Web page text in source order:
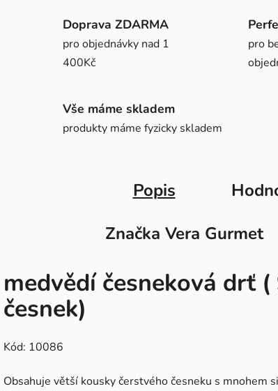
Doprava ZDARMA
pro objednávky nad 1
400Kč
pro
Vše máme skladem
produkty máme fyzicky skladem
Popis
Značka Vera Gurmet
medvědí česneková drť (
česnek)
Kód: 10086
Obsahuje větší kousky čerstvého česneku s mnohem